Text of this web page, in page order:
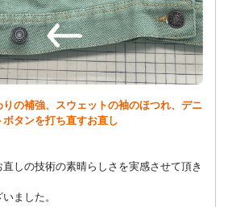
の補強、スウェットの袖のほつれ、デニ
タンを打ち直すお直し
しの技術の素晴らしさを実感させて頂き
ました。